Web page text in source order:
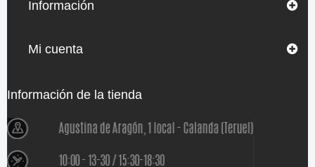
Información
Mi cuenta
Información de la tienda